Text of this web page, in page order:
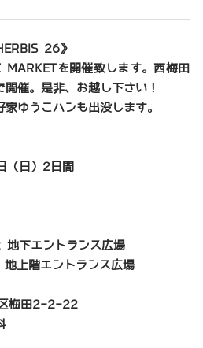
26》
MARKETを開催致します。西梅田
催。是非、お越し下さい！
ゆうこハンも出没します。
（日）2日間
下エントランス広場
上階エントランス広場
梅田2-2-22